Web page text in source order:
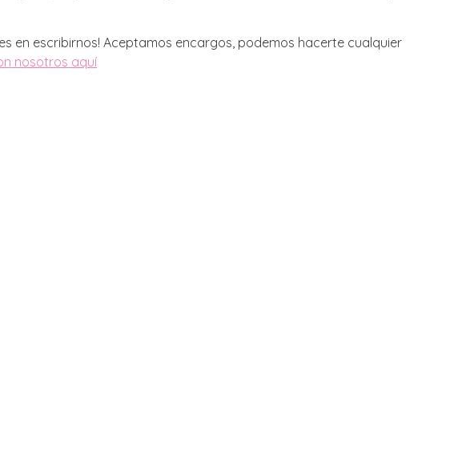
en escribirnos! Aceptamos encargos, podemos hacerte cualquier
nosotros aquí